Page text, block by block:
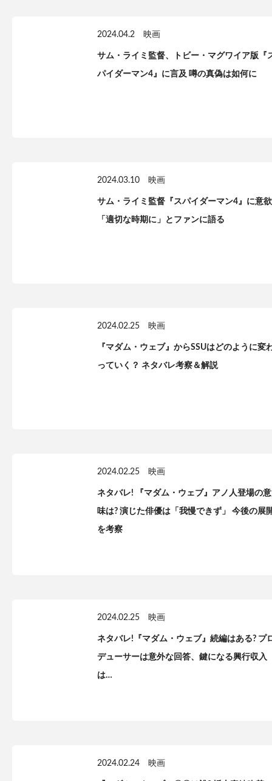
2024.04.2 映画
サム・ライミ監督、トビー・マグワイア版『
パイダーマン4』に言及 噂の真偽は如何に
2024.03.10 映画
サム・ライミ監督『スパイダーマン4』に意欲
「適切な時期に」とファンに語る
2024.02.25 映画
『マダム・ウェブ』からSSUはどのように変
っていく？ ネタバレ考察＆解説
2024.02.25 映画
ネタバレ! 『マダム・ウェブ』アノ人登場の意
味は? 演じた俳優は「我慢できず」 今後の展
を考察
2024.02.25 映画
ネタバレ!『マダム・ウェブ』続編はある? プ
デューサーは意外な回答、鍵になる興行収入
は…
2024.02.24 映画